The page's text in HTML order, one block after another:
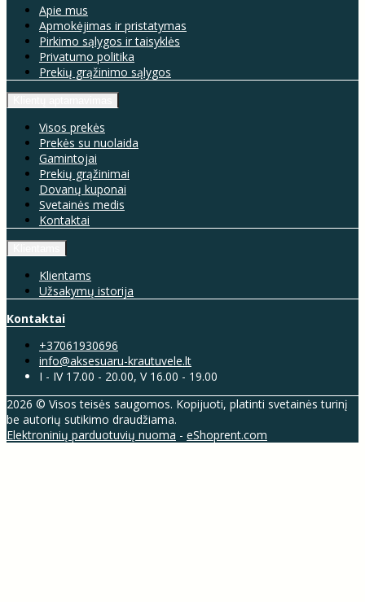
Apie mus
Apmokėjimas ir pristatymas
Pirkimo sąlygos ir taisyklės
Privatumo politika
Prekių grąžinimo sąlygos
Visos prekės
Prekės su nuolaida
Gamintojai
Prekių grąžinimai
Dovanų kuponai
Svetainės medis
Kontaktai
Klientams
Užsakymų istorija
Kontaktai
+37061930696
info@aksesuaru-krautuvele.lt
I - IV 17.00 - 20.00, V 16.00 - 19.00
2026 © Visos teisės saugomos. Kopijuoti, platinti svetainės turinį
be autorių sutikimo draudžiama.
Elektroninių parduotuvių nuoma - eShoprent.com